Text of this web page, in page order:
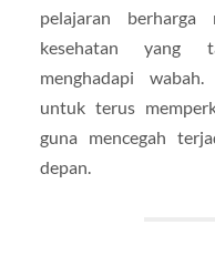
pelajaran berharga
kesehatan yang
menghadapi
untuk terus
guna mencegah
depan.